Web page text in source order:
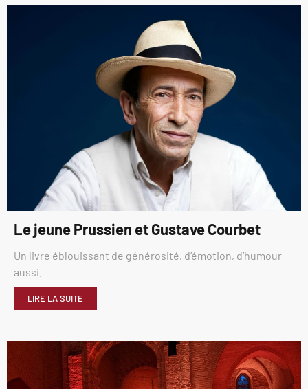
Le jeune Prussien et Gustave Courbet
Un livre éblouissant de générosité, d’émotion, d’humour
aussi.
LIRE LA SUITE